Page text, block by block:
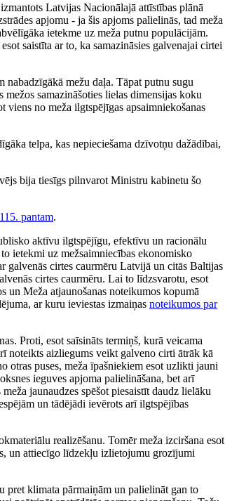
Latvijas Nacionālajā attīstības plānā
apjomu - ja šis apjoms palielinās, tad meža
ietekme uz meža putnu populācijām.
saistīta ar to, ka samazināsies galvenajai cirtei
mežu daļa. Tāpat putnu sugu
samazināšoties lielas dimensijas koku
viens no meža ilgtspējīgas apsaimniekošanas
telpa, kas nepieciešama dzīvotņu dažādībai,
bija tiesīgs pilnvarot Ministru kabinetu šo
115. pantam.
aktīvu ilgtspējīgu, efektīvu un racionālu
ietekmi uz mežsaimniecības ekonomisko
galvenās cirtes caurmēru Latvijā un citās Baltijas
cirtes caurmēru. Lai to līdzsvarotu, esot
un Meža atjaunošanas noteikumos kopumā
ar kuru ieviestas izmaiņas noteikumos par
Proti, esot saīsināts termiņš, kurā veicama
noteikts aizliegums veikt galveno cirti ātrāk kā
otras puses, meža īpašniekiem esot uzlikti jauni
ieguves apjoma palielināšana, bet arī
jaunaudzes spēšot piesaistīt daudz lielāku
un tādējādi ievērots arī ilgtspējības
realizēšanu. Tomēr meža izciršana esot
un attiecīgo līdzekļu izlietojumu grozījumi
pret klimata pārmaiņām un palielināt gan to